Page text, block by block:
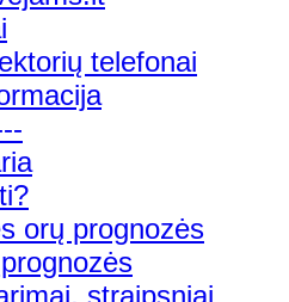
telefonai
orų prognozės
straipsniai